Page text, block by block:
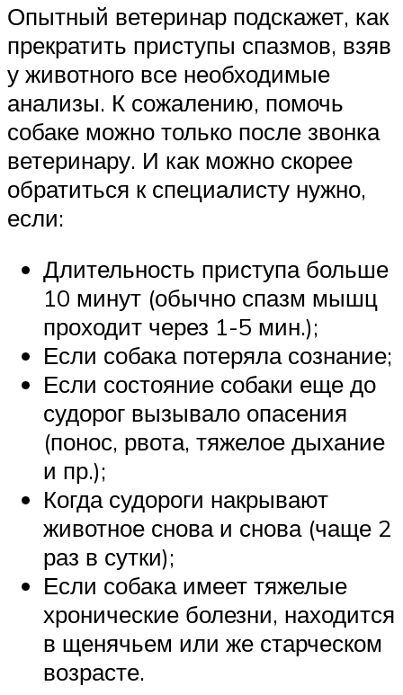
Опытный ветеринар подскажет, как
прекратить приступы спазмов, взяв
у животного все необходимые
анализы. К сожалению, помочь
собаке можно только после звонка
ветеринару. И как можно скорее
обратиться к специалисту нужно,
если:
Длительность приступа больше
10 минут (обычно спазм мышц
проходит через 1-5 мин.);
Если собака потеряла сознание;
Если состояние собаки еще до
судорог вызывало опасения
(понос, рвота, тяжелое дыхание
и пр.);
Когда судороги накрывают
животное снова и снова (чаще 2
раз в сутки);
Если собака имеет тяжелые
хронические болезни, находится
в щенячьем или же старческом
возрасте.